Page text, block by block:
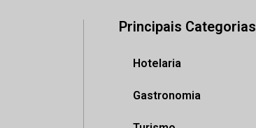
Principais Categorias
Hotelaria
Gastronomia